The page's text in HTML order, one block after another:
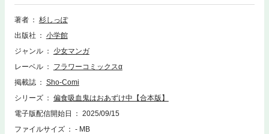
す。
著者
杉しっぽ
出版社
小学館
ジャンル
少女マンガ
レーベル
フラワーコミックスα
掲載誌
Sho-Comi
シリーズ
偏食吸血鬼はおあずけ中【合本版】
電子版配信開始日
2025/09/15
ファイルサイズ
- MB